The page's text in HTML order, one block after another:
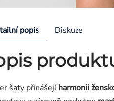
popis Diskuze
šaty přinášejíharmonii